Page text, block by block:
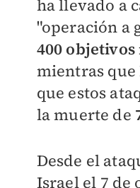
ha llevado a
"operación a
400
mientras
que estos
la muerte de
Desde el
Israel el 7 de